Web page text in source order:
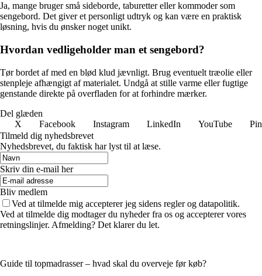
Ja, mange bruger små sideborde, taburetter eller kommoder som
sengebord. Det giver et personligt udtryk og kan være en praktisk
løsning, hvis du ønsker noget unikt.
Hvordan vedligeholder man et sengebord?
Tør bordet af med en blød klud jævnligt. Brug eventuelt træolie eller
stenpleje afhængigt af materialet. Undgå at stille varme eller fugtige
genstande direkte på overfladen for at forhindre mærker.
Del glæden
X
Facebook Instagram LinkedIn YouTube
Tilmeld dig nyhedsbrevet
Nyhedsbrevet, du faktisk har lyst til at læse.
Skriv din e-mail her
Bliv medlem
Ved at tilmelde mig accepterer jeg sidens regler og datapolitik.
Ved at tilmelde dig modtager du nyheder fra os og accepterer vores
retningslinjer. Afmelding? Det klarer du let.
Guide til topmadrasser – hvad skal du overveje før køb?